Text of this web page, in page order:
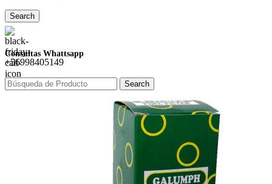
Search
Consultas Whattsapp
+56998405149
Search